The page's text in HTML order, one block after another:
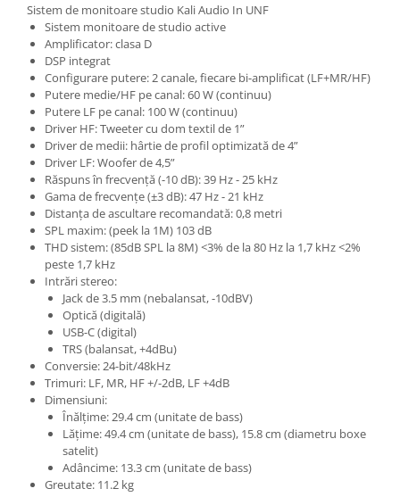
Recordere de studio
Recordere portabile
Sintetizatoare
Standuri si stative de monitoare
Subwoofere de studio
Tratament acustic
Lumini si efecte
Accesorii pentru lumini
Bare Led
Cabluri de Alimentare
Case-uri de lumini
Comenzi si controllere
Ecrane LED
Efecte de lumini
Lasere
Masini de fum si ceata
Mixere DMX
Moving Head-uri
Par Led si Pinspot
Proiectoare
Scene şi Ring-uri de Dans
Sistem de monitoare studio Kali Audio In UNF
Sistem monitoare de studio active
Amplificator: clasa D
DSP integrat
Configurare putere: 2 canale, fiecare bi-amplificat (LF+MR/HF)
Putere medie/HF pe canal: 60 W (continuu)
Putere LF pe canal: 100 W (continuu)
Driver HF: Tweeter cu dom textil de 1”
Driver de medii: hârtie de profil optimizată de 4”
Driver LF: Woofer de 4,5”
Răspuns în frecvență (-10 dB): 39 Hz - 25 kHz
Gama de frecvențe (±3 dB): 47 Hz - 21 kHz
Distanța de ascultare recomandată: 0,8 metri
SPL maxim: (peek la 1M) 103 dB
THD sistem: (85dB SPL la 8M) <3% de la 80 Hz la 1,7 kHz <2%
peste 1,7 kHz
Intrări stereo:
Jack de 3.5 mm (nebalansat, -10dBV)
Optică (digitală)
USB-C (digital)
TRS (balansat, +4dBu)
Conversie: 24-bit/48kHz
Trimuri: LF, MR, HF +/-2dB, LF +4dB
Dimensiuni:
Înălțime: 29.4 cm (unitate de bass)
Lățime: 49.4 cm (unitate de bass), 15.8 cm (diametru boxe
satelit)
Adâncime: 13.3 cm (unitate de bass)
Greutate: 11.2 kg